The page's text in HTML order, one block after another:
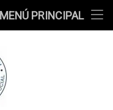
MENÚ PRINCIPAL